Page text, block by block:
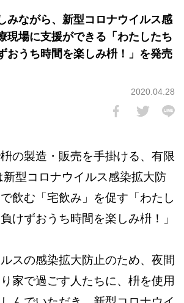
みながら、新型コロナウイルス感
現場に支援ができる「わたしたち
おうち時間を楽しみ枡！」を発売
2020.04.28
の製造・販売を手掛ける、有限
型コロナウイルス感染拡大防
飲む「宅飲み」を促す「わたし
けずおうち時間を楽しみ枡！」
スの感染拡大防止のため、夜間
家で過ごす人たちに、枡を使用